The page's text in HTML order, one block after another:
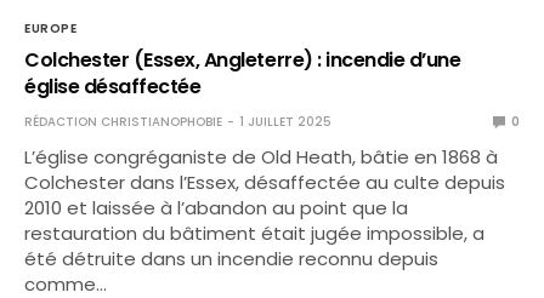
EUROPE
Colchester (Essex, Angleterre) : incendie d’une
église désaffectée
RÉDACTION CHRISTIANOPHOBIE 1 JUILLET 2025 0
L’église congréganiste de Old Heath, bâtie en 1868 à
Colchester dans l’Essex, désaffectée au culte depuis
2010 et laissée à l’abandon au point que la
restauration du bâtiment était jugée impossible, a
été détruite dans un incendie reconnu depuis
comme…